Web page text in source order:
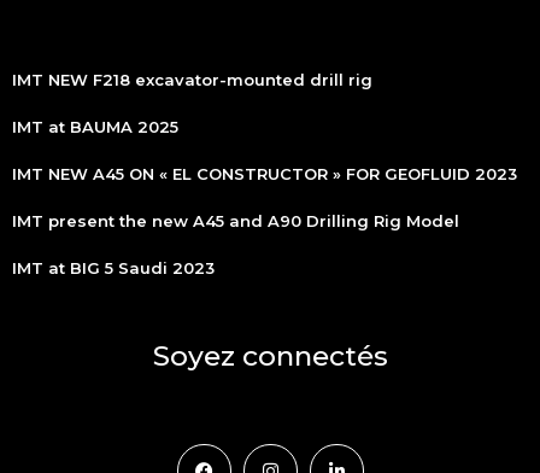
IMT NEW F218 excavator-mounted drill rig
IMT at BAUMA 2025
IMT NEW A45 ON « EL CONSTRUCTOR » FOR GEOFLUID 2023
IMT present the new A45 and A90 Drilling Rig Model
IMT at BIG 5 Saudi 2023
Soyez connectés